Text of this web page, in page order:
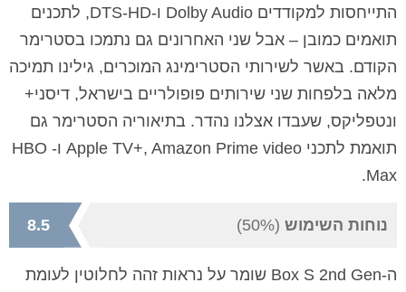
התייחסות למקודדים Dolby Audio ו-DTS-HD, לתכנים
תואמים כמובן – אבל שני האחרונים גם נתמכו בסטרימר
הקודם. באשר לשירותי הסטרימינג המוכרים, גילינו תמיכה
מלאה בלפחות שני שירותים פופולריים בישראל, דיסני+
ונטפליקס, שעבדו אצלנו נהדר. בתיאוריה הסטרימר גם
תואמת לתכני Apple TV+, Amazon Prime video ו- HBO
Max.
נוחות השימוש (50%)
8.5
ה-Box S 2nd Gen שומר על נראות זהה לחלוטין לעומת